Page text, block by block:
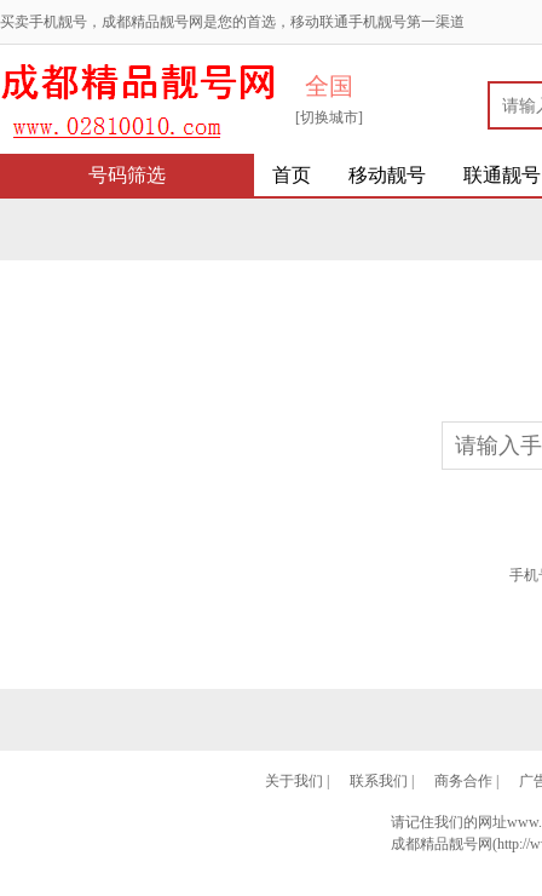
买卖手机靓号，成都精品靓号网是您的首选，移动联通手机靓号第一渠道
全国
[切换城市]
号码筛选 首页 移动靓号 联通靓号
手机
关于我们 联系我们 商务合作| 广
请记住我们的网址
成都精品靓号网(http://